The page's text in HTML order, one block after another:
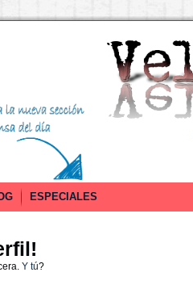
ESPECIALES
Y tú?